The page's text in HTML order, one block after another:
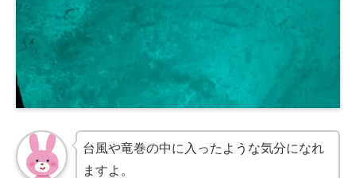
台風や竜巻の中に入ったような気分になれ
ますよ。